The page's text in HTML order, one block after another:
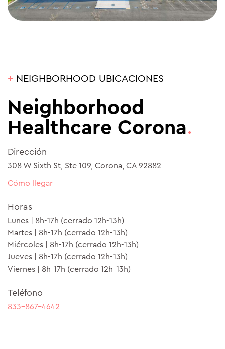
+ NEIGHBORHOOD UBICACIONES
Neighborhood
Healthcare Corona.
Dirección
308 W Sixth St, Ste 109, Corona, CA 92882
Cómo llegar
Horas
Lunes | 8h-17h (cerrado 12h-13h)
Martes | 8h-17h (cerrado 12h-13h)
Miércoles | 8h-17h (cerrado 12h-13h)
Jueves | 8h-17h (cerrado 12h-13h)
Viernes | 8h-17h (cerrado 12h-13h)
Teléfono
833-867-4642